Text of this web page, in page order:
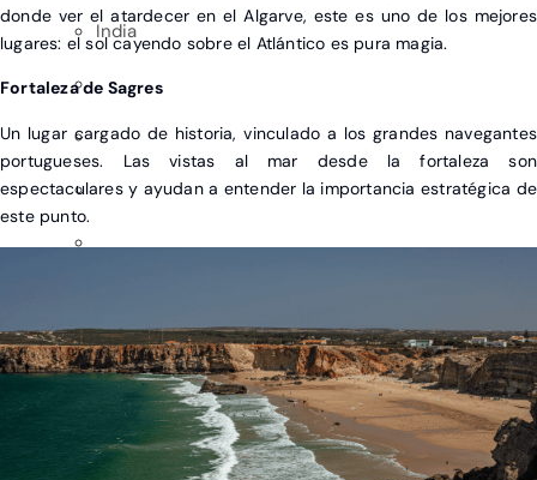
India
donde ver el atardecer en el Algarve, este es uno de los mejores
lugares: el sol cayendo sobre el Atlántico es pura magia.
Fortaleza de Sagres
Un lugar cargado de historia, vinculado a los grandes navegantes
portugueses. Las vistas al mar desde la fortaleza son
espectaculares y ayudan a entender la importancia estratégica de
este punto.